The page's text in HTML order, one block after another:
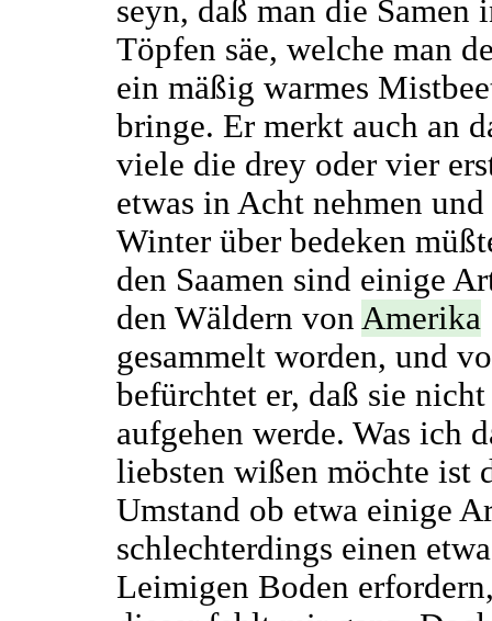
seyn, daß man die Samen
Töpfen säe, welche man
ein mäßig warmes
bringe. Er merkt auch an
viele die drey oder vier
etwas in Acht nehmen und
Winter über bedeken
den Saamen sind einige
den Wäldern von Amerika
gesammelt worden, und
befürchtet er, daß sie
aufgehen werde. Was ich
liebsten wißen möchte ist
Umstand ob etwa einige
schlechterdings einen
Leimigen Boden